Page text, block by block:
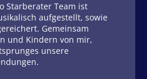
Starberater Team ist
aufgestellt, sowie
Gemeinsam
und Kindern von mir,
unsere